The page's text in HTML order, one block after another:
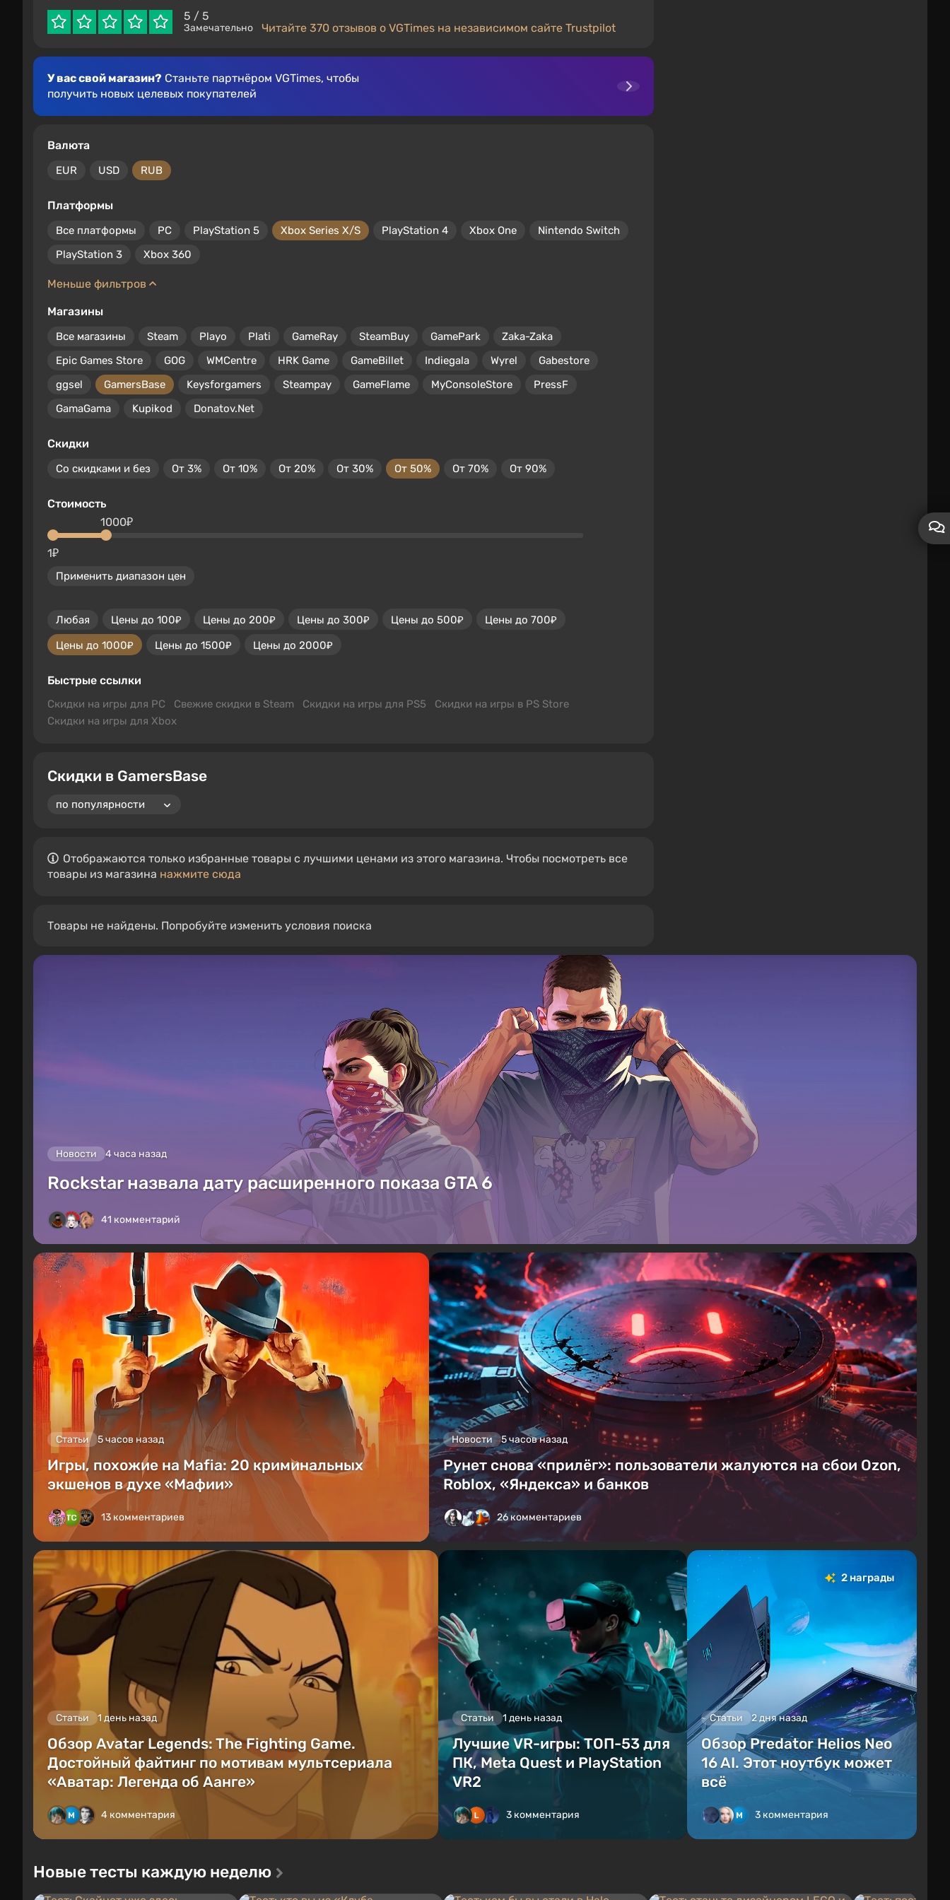
5 / 5
Замечательно Читайте 370 отзывов о VGTimes на независимом сайте Trustpilot
У вас свой магазин? Станьте партнёром VGTimes, чтобы
получить новых целевых покупателей
Валюта
EUR USD RUB
Платформы
Все платформы PC PlayStation 5 Xbox Series X/S PlayStation 4 Xbox One
Nintendo Switch
PlayStation 3
Xbox 360
Меньше фильтров
Магазины
Все магазины Steam Playo Plati GameRay SteamBuy GamePark
Zaka-Zaka
Epic Games Store
GOG WMCentre HRK Game GameBillet Indiegala Wyrel
Gabestore
ggsel
GamersBase Keysforgamers Steampay GameFlame MyConsoleStore
PressF
GamaGama
Kupikod Donatov.Net
Скидки
Со скидками и без От 3% От 10% От 20% От 30% От 50% От 70% От 90%
Стоимость
1₽
1000₽
Применить диапазон цен
Любая Цены до 100₽ Цены до 200₽ Цены до 300₽ Цены до 500₽
Цены до 700₽
Цены до 1000₽
Цены до 1500₽ Цены до 2000₽
Быстрые ссылки
Скидки на игры для PC Свежие скидки в Steam Скидки на игры для PS5
Скидки на игры в PS Store
Скидки на игры для Xbox
Скидки в GamersBase
Отображаются только избранные товары с лучшими ценами из этого магазина. Чтобы посмотреть все
товары из магазина нажмите сюда
Товары не найдены. Попробуйте изменить условия поиска
Новости 4 часа назад
Rockstar назвала дату расширенного показа GTA 6
41 комментарий
Статьи 5 часов назад
Игры, похожие на Mafia: 20 криминальных
экшенов в духе «Мафии»
13 комментариев
Новости 5 часов назад
Рунет снова «прилёг»: пользователи жалуются на сбои Ozon,
Roblox, «Яндекса» и банков
26 комментариев
Статьи 1 день назад
Обзор Avatar Legends: The Fighting Game.
Достойный файтинг по мотивам мультсериала
«Аватар: Легенда об Аанге»
4 комментария
Статьи 1 день назад
Лучшие VR-игры: ТОП-53 для
ПК, Meta Quest и PlayStation
VR2
3 комментария
2 награды
Статьи 2 дня назад
Обзор Predator Helios Neo
16 AI. Этот ноутбук может
всё
3 комментария
Новые тесты каждую неделю